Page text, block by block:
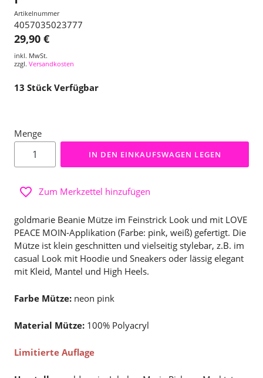
Artikelnummer
4057035023777
29,90 €
inkl. MwSt.
zzgl. Versandkosten
13 Stück Verfügbar
Menge
IN DEN EINKAUFSWAGEN LEGEN
Zum Merkzettel hinzufügen
goldmarie Beanie Mütze im Feinstrick Look und mit LOVE
PEACE MOIN-Applikation (Farbe: pink, weiß) gefertigt. Die
Mütze ist klein geschnitten und vielseitig stylebar, z.B. im
casual Look mit Hoodie und Sneakers oder lässig elegant
mit Kleid, Mantel und High Heels.
Farbe Mütze: neon pink
Material Mütze: 100% Polyacryl
Limitierte Auflage